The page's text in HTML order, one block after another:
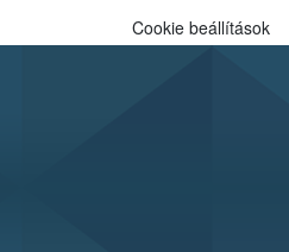
Cookie beállítások